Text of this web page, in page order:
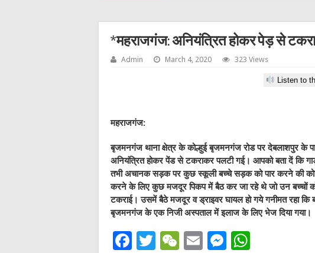
*महराजगंज: अनियंत्रित होकर पेड़ से
Admin March 4, 2020 323 Views
Listen to
महराजगंज:
बृजमनगंज थाना क्षेत्र के कोल्हुई बृजमनगंज रोड पर देबलाशपुर के
अनियंत्रित होकर पेंड से टकराकर पलटी गई। आपको बता दें कि
तभी अचानक सड़क पर कुछ स्कूली बच्चे सड़क को पार करने की
करने के लिए कुछ मजदूर पिकप में बैठ कर जा रहे थे जो उन बच्चों
टकराई। उसमें बैठे मजदूर व ड्राइवर घायल हो गये गनीमत रहा कि
बृजमनगंज के एक निजी अस्पताल में इलाज के लिए भेज दिया गया।
F
T
W
E
M